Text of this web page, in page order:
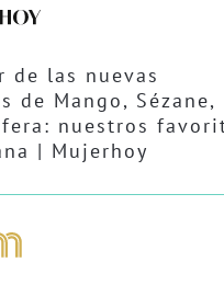
de las nuevas
de Mango, Sézane,
nuestros
| Mujerhoy